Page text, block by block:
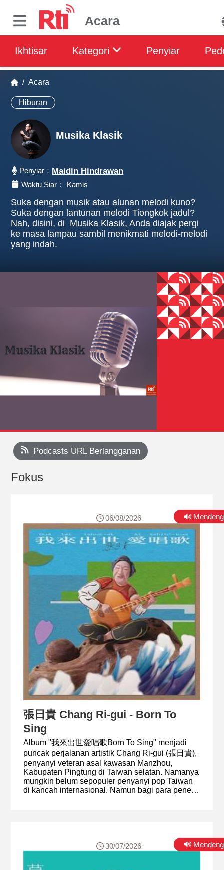
Acara
Ikhtisar Kategori Penyiar
/Acara
Hiburan
Musika Klasik
Penyiar： Maidin Hindrawan
Waktu Siar： Kamis
Suka dengan musik atau alunan melodi kuno?
Suka dengan lantunan melodi Tiongkok jadul?
Nah, disini, di Musika Klasik, Anda diajak pergi
ke masa lampau sambil menikmati melodi-melodi
yang indah.
Podcasts URL Berlangganan
Fokus
張日貴 Chang Ri-gui - Born To
Sing
Album "我來出世愛唱歌Born To Sing" menjadi
puncak perjalanan artistik Chang Ri-gui (張日貴),
penyanyi veteran asal kawasan Manzhou,
Kabupaten Pingtung di Taiwan selatan. Namanya
mungkin belum sepopuler penyanyi pop Taiwan
di kancah internasional. Namun bagi para peneliti
Pingtung, adalah peraih Penghargaan Khusus 傳
藝金曲獎Golden Melody Awards (GMA) ke-37
sebuah pengakuan atas dedikasinya selama
06/08/2026
30/07/2026